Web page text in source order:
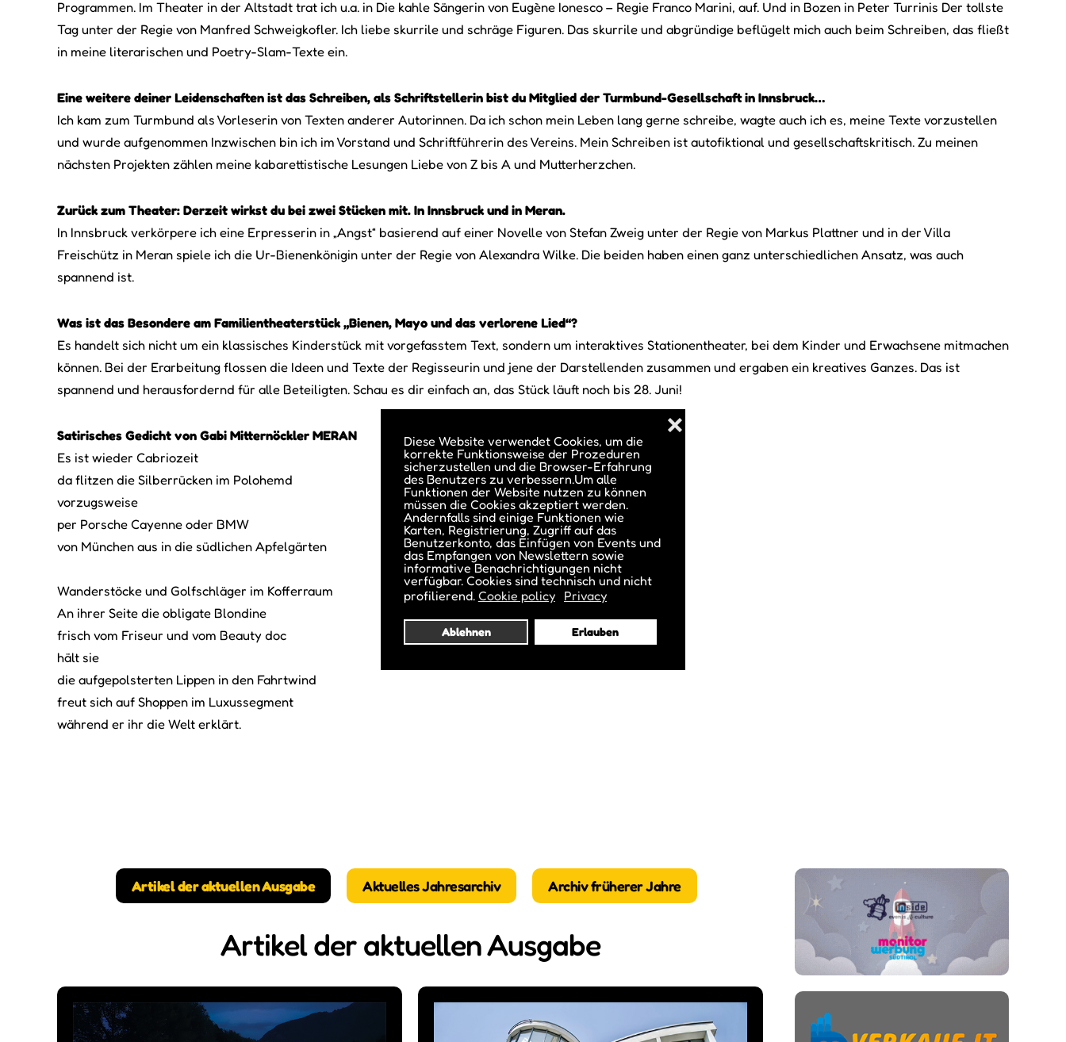
Diese Website verwendet Cookies, um die
korrekte Funktionsweise der Prozeduren
sicherzustellen und die Browser-Erfahrung
des Benutzers zu verbessern.Um alle
Funktionen der Website nutzen zu können
müssen die Cookies akzeptiert werden.
Andernfalls sind einige Funktionen wie
Karten, Registrierung, Zugriff auf das
Benutzerkonto, das Einfügen von Events und
das Empfangen von Newslettern sowie
informative Benachrichtigungen nicht
verfügbar. Cookies sind technisch und nicht
profilierend. Cookie policy Privacy
Ablehnen Erlauben
❌
Programmen. Im Theater in der Altstadt trat ich u.a. in Die kahle Sängerin von Eugène Ionesco – Regie Franco Marini, auf. Und in Bozen in Peter Turrinis Der tollste
Tag unter der Regie von Manfred Schweigkofler. Ich liebe skurrile und schräge Figuren. Das skurrile und abgründige beflügelt mich auch beim Schreiben, das fließt
in meine literarischen und Poetry-Slam-Texte ein.
Eine weitere deiner Leidenschaften ist das Schreiben, als Schriftstellerin bist du Mitglied der Turmbund-Gesellschaft in Innsbruck…
Ich kam zum Turmbund als Vorleserin von Texten anderer Autorinnen. Da ich schon mein Leben lang gerne schreibe, wagte auch ich es, meine Texte vorzustellen
und wurde aufgenommen Inzwischen bin ich im Vorstand und Schriftführerin des Vereins. Mein Schreiben ist autofiktional und gesellschaftskritisch. Zu meinen
nächsten Projekten zählen meine kabarettistische Lesungen Liebe von Z bis A und Mutterherzchen.
Zurück zum Theater: Derzeit wirkst du bei zwei Stücken mit. In Innsbruck und in Meran.
In Innsbruck verkörpere ich eine Erpresserin in „Angst“ basierend auf einer Novelle von Stefan Zweig unter der Regie von Markus Plattner und in der Villa
Freischütz in Meran spiele ich die Ur-Bienenkönigin unter der Regie von Alexandra Wilke. Die beiden haben einen ganz unterschiedlichen Ansatz, was auch
spannend ist.
Was ist das Besondere am Familientheaterstück „Bienen, Mayo und das verlorene Lied“?
Es handelt sich nicht um ein klassisches Kinderstück mit vorgefasstem Text, sondern um interaktives Stationentheater, bei dem Kinder und Erwachsene mitmachen
können. Bei der Erarbeitung flossen die Ideen und Texte der Regisseurin und jene der Darstellenden zusammen und ergaben ein kreatives Ganzes. Das ist
spannend und herausfordernd für alle Beteiligten. Schau es dir einfach an, das Stück läuft noch bis 28. Juni!
Satirisches Gedicht von Gabi Mitternöckler MERAN
Es ist wieder Cabriozeit
da flitzen die Silberrücken im Polohemd
vorzugsweise
per Porsche Cayenne oder BMW
von München aus in die südlichen Apfelgärten
Wanderstöcke und Golfschläger im Kofferraum
An ihrer Seite die obligate Blondine
frisch vom Friseur und vom Beauty doc
hält sie
die aufgepolsterten Lippen in den Fahrtwind
freut sich auf Shoppen im Luxussegment
während er ihr die Welt erklärt.
Artikel der aktuellen Ausgabe Aktuelles Jahresarchiv Archiv früherer Jahre
Artikel der aktuellen Ausgabe